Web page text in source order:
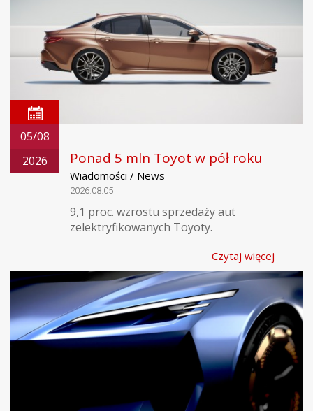
05/08
2026
Ponad 5 mln Toyot w pół roku
Wiadomości / News
2026.08.05
9,1 proc. wzrostu sprzedaży aut
zelektryfikowanych Toyoty.
Czytaj więcej